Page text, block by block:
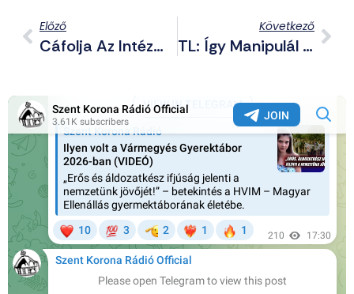
Előző
Cáfolja Az Intézményvezető, Hogy Kötelező A Gendersemleges Köszönés A Móricz Zsigmond Gimnáziumban
Következő
TL: Így Manipulál A Média A Covidról Szóló Hazugságaival